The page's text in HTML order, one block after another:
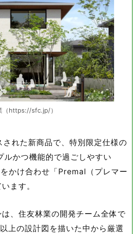
（https://sfc.jp/）
れた新商品で、特別限定仕様の
ルかつ機能的で過ごしやすい
かけ合わせ「Premal（プレマー
ます。
、住友林業の開発チーム全体で
上の設計図を描いた中から厳選